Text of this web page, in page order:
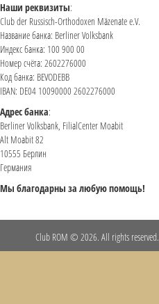
Наши реквизиты:
Club der Russisch-Orthodoxen Mäzenate e.V.
Название банка: Berliner Volksbank
Индекс банка: 100 900 00
Номер счёта: 2602276000
Код банка: BEVODEBB
IBAN: DE04 10090000 2602276000
Адрес банка:
Berliner Volksbank, FilialCenter Moabit
Alt Moabit 82
10555 Берлин
Германия
Мы благодарны за любую помощь!
Club ROM © 2026. All rights reserved.